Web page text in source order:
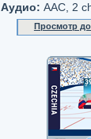
Аудио: AAC, 2
Просмотр